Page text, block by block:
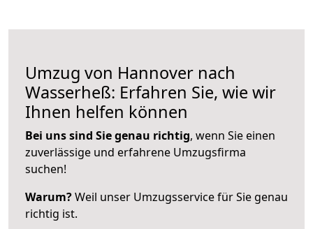
Umzug von Hannover nach
Wasserheß: Erfahren Sie, wie wir
Ihnen helfen können
Bei uns sind Sie genau richtig, wenn Sie einen
zuverlässige und erfahrene Umzugsfirma
suchen!
Warum?Weil unser Umzugsservice für Sie genau
richtig ist.